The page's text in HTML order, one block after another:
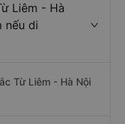
Liêm - Hà
nếu di
Từ Liêm - Hà Nội